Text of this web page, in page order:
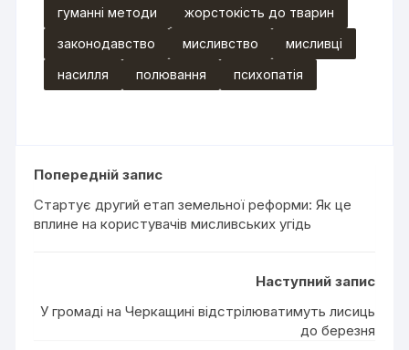
гуманні методи
жорстокість до тварин
законодавство
мисливство
мисливці
насилля
полювання психопатія
Попередній запис
Стартує другий етап земельної реформи: Як це
вплине на користувачів мисливських угідь
Наступний запис
У громаді на Черкащині відстрілюватимуть лисиць
до березня